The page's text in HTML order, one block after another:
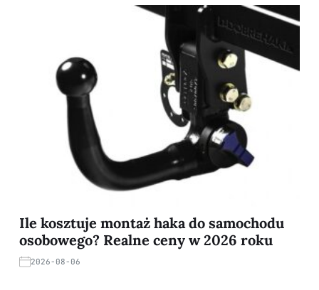
Ile kosztuje montaż haka do samochodu
osobowego? Realne ceny w 2026 roku
2026-08-06